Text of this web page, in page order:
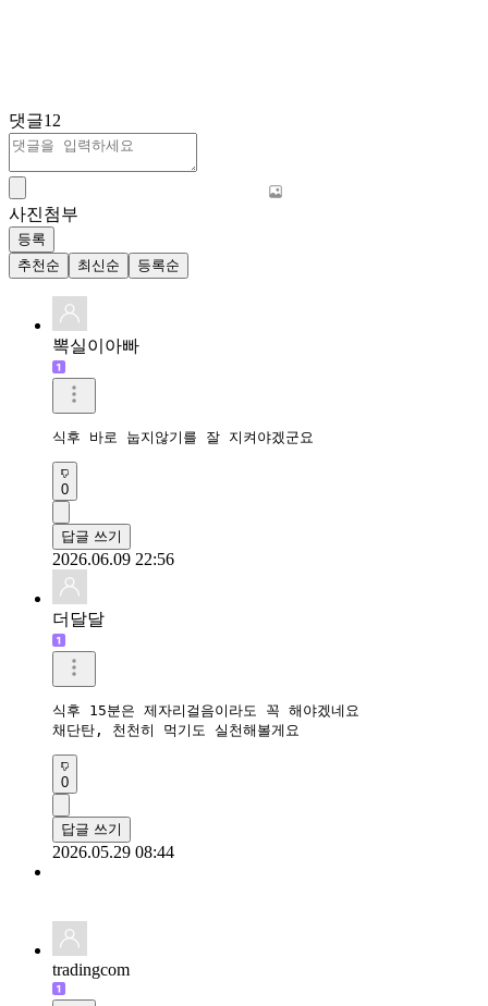
댓글12
사진첨부
등록
추천순
최신순 등록순
뽁실이아빠
식후 바로 눕지않기를 잘 지켜야겠군요
0
답글 쓰기
2026.06.09 22:56
더달달
식후 15분은 제자리걸음이라도 꼭 해야겠네요
채단탄, 천천히 먹기도 실천해볼게요
0
답글 쓰기
2026.05.29 08:44
tradingcom